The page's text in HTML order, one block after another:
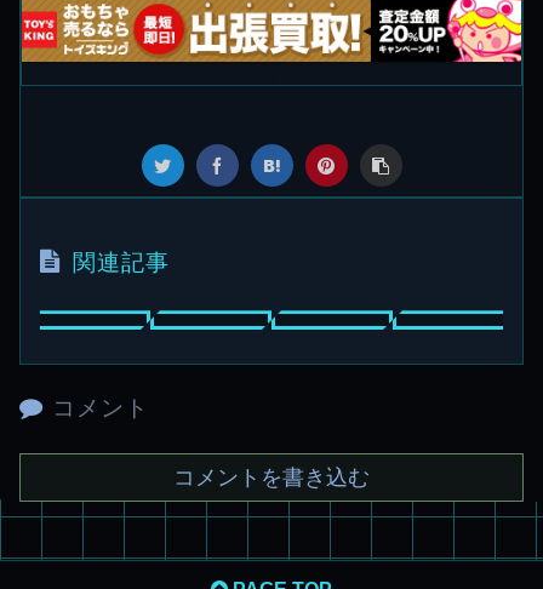
関連記事
コメント
コメントを書き込む